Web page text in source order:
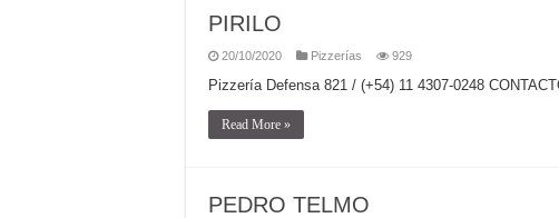
PIRILO
20/10/2020 Pizzerías 929
Pizzería Defensa 821 / (+54) 11 4307-0248
Read More »
PEDRO TELMO